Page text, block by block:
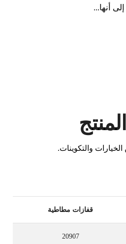
أنها...
والتكوينات.
قفازات مطاطية
20907